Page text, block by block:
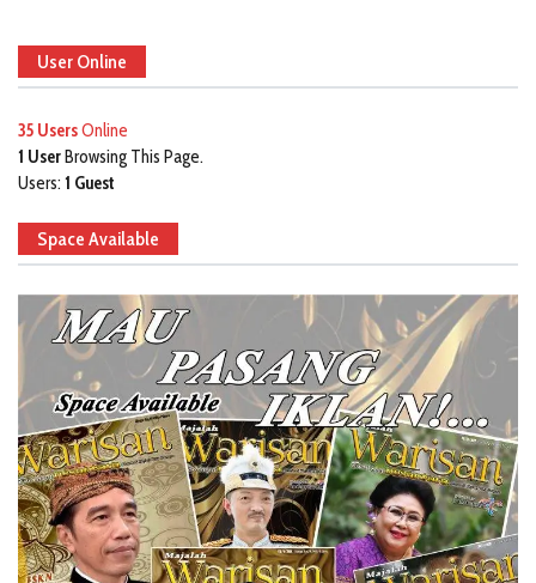
User Online
35 UsersOnline
1 UserBrowsing This Page.
Users: 1 Guest
Space Available